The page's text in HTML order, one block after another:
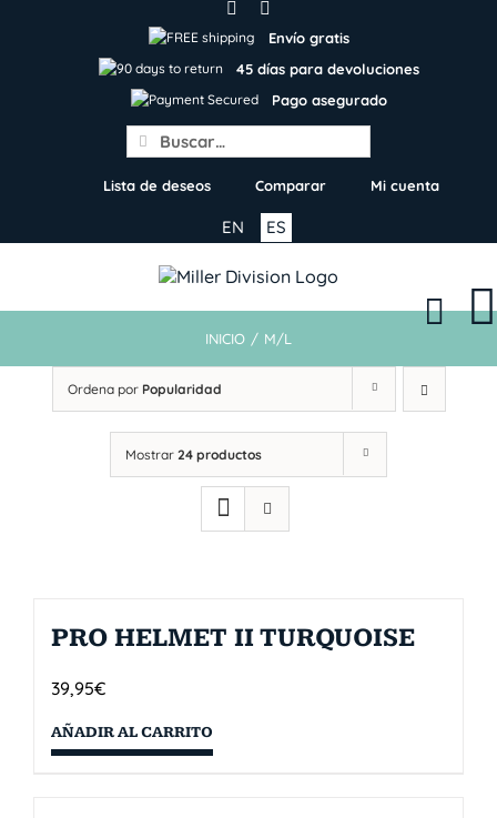
Envío gratis
45 días para devoluciones
Pago asegurado
Search
for:
Lista de deseos Comparar Mi cuenta
ES
EN
INICIO / M/L
Ordena por Popularidad
Mostrar 24 productos
PRO HELMET II TURQUOISE
39,95€
AÑADIR AL CARRITO